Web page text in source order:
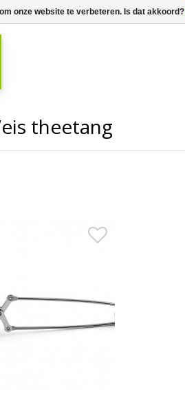
theetang
onze website te verbeteren. Is dat akkoord?